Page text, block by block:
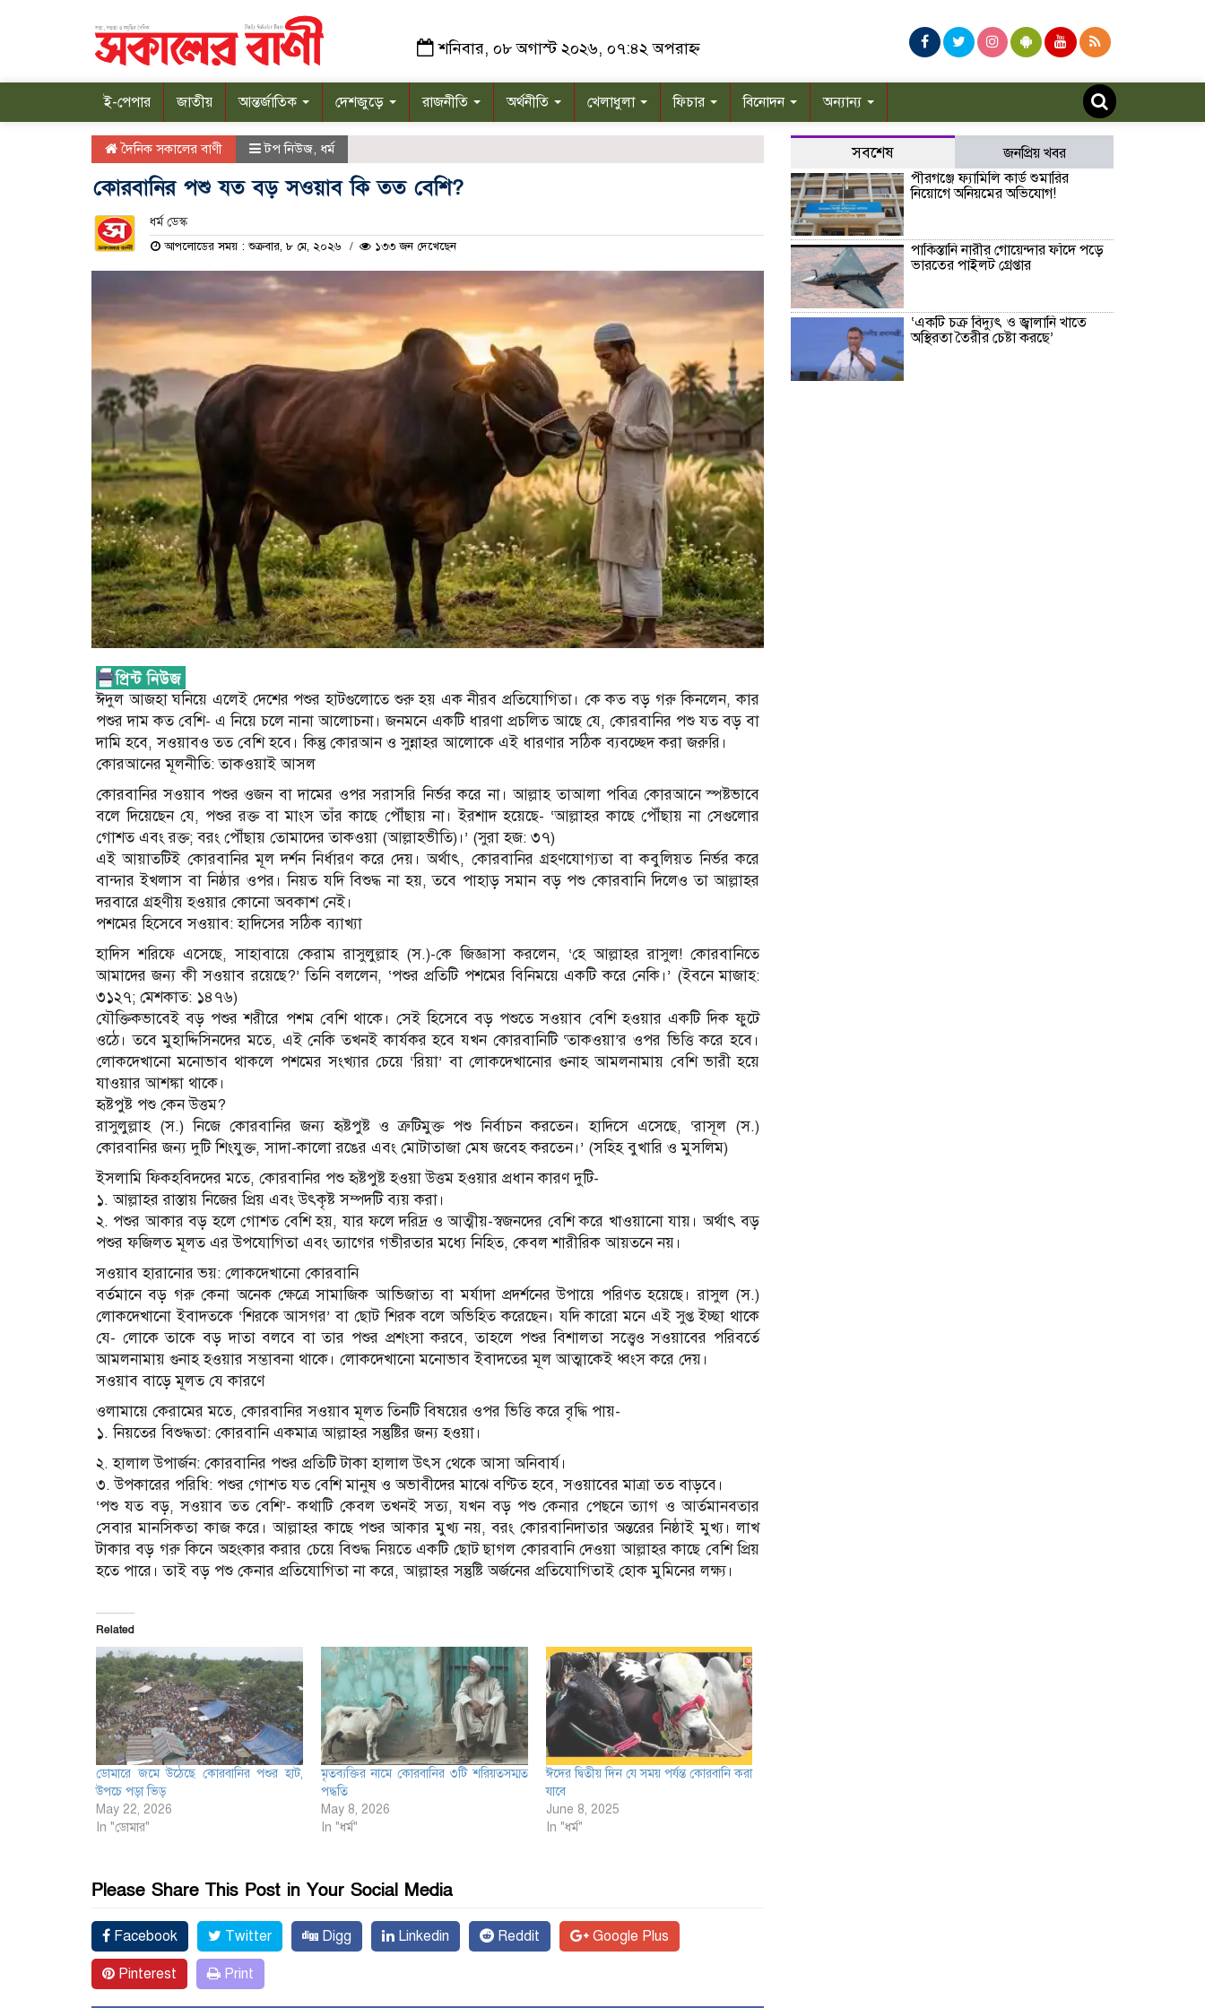
শনিবার, ০৮ অগাস্ট ২০২৬, ০৭:৪২ অপরাহ্ন
ই-পেপার জাতীয় আন্তর্জাতিক দেশজুড়ে রাজনীতি অর্থনীতি খেলাধুলা ফিচার বিনোদন অন্যান্য
দৈনিক সকালের বাণী টপ নিউজ ধর্ম
কোরবানির পশু যত বড় সওয়াব কি তত বেশি?
ধর্ম ডেস্ক
আপলোডের সময় : শুক্রবার, ৮ মে, ২০২৬ ১৩৩ জন দেখেছেন
ঈদুল আজহা ঘনিয়ে এলেই দেশের পশুর হাটগুলোতে শুরু হয় এক নীরব প্রতিযোগিতা। কে কত বড় গরু কিনলেন, কার
পশুর দাম কত বেশি- এ নিয়ে চলে নানা আলোচনা। জনমনে একটি ধারণা প্রচলিত আছে যে, কোরবানির পশু যত বড় বা
দামি হবে, সওয়াবও তত বেশি হবে। কিন্তু কোরআন ও সুন্নাহর আলোকে এই ধারণার সঠিক ব্যবচ্ছেদ করা জরুরি।
কোরআনের মূলনীতি: তাকওয়াই আসল
কোরবানির সওয়াব পশুর ওজন বা দামের ওপর সরাসরি নির্ভর করে না। আল্লাহ তাআলা পবিত্র কোরআনে স্পষ্টভাবে
বলে দিয়েছেন যে, পশুর রক্ত বা মাংস তাঁর কাছে পৌঁছায় না। ইরশাদ হয়েছে- ‘আল্লাহর কাছে পৌঁছায় না সেগুলোর
গোশত এবং রক্ত; বরং পৌঁছায় তোমাদের তাকওয়া (আল্লাহভীতি)।’ (সুরা হজ: ৩৭)
এই আয়াতটিই কোরবানির মূল দর্শন নির্ধারণ করে দেয়। অর্থাৎ, কোরবানির গ্রহণযোগ্যতা বা কবুলিয়ত নির্ভর করে
বান্দার ইখলাস বা নিষ্ঠার ওপর। নিয়ত যদি বিশুদ্ধ না হয়, তবে পাহাড় সমান বড় পশু কোরবানি দিলেও তা আল্লাহর
দরবারে গ্রহণীয় হওয়ার কোনো অবকাশ নেই।
পশমের হিসেবে সওয়াব: হাদিসের সঠিক ব্যাখ্যা
হাদিস শরিফে এসেছে, সাহাবায়ে কেরাম রাসুলুল্লাহ (স.)-কে জিজ্ঞাসা করলেন, ‘হে আল্লাহর রাসুল! কোরবানিতে
আমাদের জন্য কী সওয়াব রয়েছে?’ তিনি বললেন, ‘পশুর প্রতিটি পশমের বিনিময়ে একটি করে নেকি।’ (ইবনে মাজাহ:
৩১২৭; মেশকাত: ১৪৭৬)
যৌক্তিকভাবেই বড় পশুর শরীরে পশম বেশি থাকে। সেই হিসেবে বড় পশুতে সওয়াব বেশি হওয়ার একটি দিক ফুটে
ওঠে। তবে মুহাদ্দিসিনদের মতে, এই নেকি তখনই কার্যকর হবে যখন কোরবানিটি ‘তাকওয়া’র ওপর ভিত্তি করে হবে।
লোকদেখানো মনোভাব থাকলে পশমের সংখ্যার চেয়ে ‘রিয়া’ বা লোকদেখানোর গুনাহ আমলনামায় বেশি ভারী হয়ে
যাওয়ার আশঙ্কা থাকে।
হৃষ্টপুষ্ট পশু কেন উত্তম?
রাসুলুল্লাহ (স.) নিজে কোরবানির জন্য হৃষ্টপুষ্ট ও ত্রুটিমুক্ত পশু নির্বাচন করতেন। হাদিসে এসেছে, ‘রাসূল (স.)
কোরবানির জন্য দুটি শিংযুক্ত, সাদা-কালো রঙের এবং মোটাতাজা মেষ জবেহ করতেন।’ (সহিহ বুখারি ও মুসলিম)
ইসলামি ফিকহবিদদের মতে, কোরবানির পশু হৃষ্টপুষ্ট হওয়া উত্তম হওয়ার প্রধান কারণ দুটি-
১. আল্লাহর রাস্তায় নিজের প্রিয় এবং উৎকৃষ্ট সম্পদটি ব্যয় করা।
২. পশুর আকার বড় হলে গোশত বেশি হয়, যার ফলে দরিদ্র ও আত্মীয়-স্বজনদের বেশি করে খাওয়ানো যায়। অর্থাৎ বড়
পশুর ফজিলত মূলত এর উপযোগিতা এবং ত্যাগের গভীরতার মধ্যে নিহিত, কেবল শারীরিক আয়তনে নয়।
সওয়াব হারানোর ভয়: লোকদেখানো কোরবানি
বর্তমানে বড় গরু কেনা অনেক ক্ষেত্রে সামাজিক আভিজাত্য বা মর্যাদা প্রদর্শনের উপায়ে পরিণত হয়েছে। রাসুল (স.)
লোকদেখানো ইবাদতকে ‘শিরকে আসগর’ বা ছোট শিরক বলে অভিহিত করেছেন। যদি কারো মনে এই সুপ্ত ইচ্ছা থাকে
যে- লোকে তাকে বড় দাতা বলবে বা তার পশুর প্রশংসা করবে, তাহলে পশুর বিশালতা সত্ত্বেও সওয়াবের পরিবর্তে
আমলনামায় গুনাহ হওয়ার সম্ভাবনা থাকে। লোকদেখানো মনোভাব ইবাদতের মূল আত্মাকেই ধ্বংস করে দেয়।
সওয়াব বাড়ে মূলত যে কারণে
ওলামায়ে কেরামের মতে, কোরবানির সওয়াব মূলত তিনটি বিষয়ের ওপর ভিত্তি করে বৃদ্ধি পায়-
১. নিয়তের বিশুদ্ধতা: কোরবানি একমাত্র আল্লাহর সন্তুষ্টির জন্য হওয়া।
২. হালাল উপার্জন: কোরবানির পশুর প্রতিটি টাকা হালাল উৎস থেকে আসা অনিবার্য।
৩. উপকারের পরিধি: পশুর গোশত যত বেশি মানুষ ও অভাবীদের মাঝে বণ্টিত হবে, সওয়াবের মাত্রা তত বাড়বে।
‘পশু যত বড়, সওয়াব তত বেশি’- কথাটি কেবল তখনই সত্য, যখন বড় পশু কেনার পেছনে ত্যাগ ও আর্তমানবতার
সেবার মানসিকতা কাজ করে। আল্লাহর কাছে পশুর আকার মুখ্য নয়, বরং কোরবানিদাতার অন্তরের নিষ্ঠাই মুখ্য। লাখ
টাকার বড় গরু কিনে অহংকার করার চেয়ে বিশুদ্ধ নিয়তে একটি ছোট ছাগল কোরবানি দেওয়া আল্লাহর কাছে বেশি প্রিয়
হতে পারে। তাই বড় পশু কেনার প্রতিযোগিতা না করে, আল্লাহর সন্তুষ্টি অর্জনের প্রতিযোগিতাই হোক মুমিনের লক্ষ্য।
Related
ডোমারে জমে উঠেছে কোরবানির পশুর হাট,
উপচে পড়া ভিড়
May 22, 2026
In "ডোমার"
মৃতব্যক্তির নামে কোরবানির ৩টি শরিয়তসম্মত
পদ্ধতি
May 8, 2026
In "ধর্ম"
ঈদের দ্বিতীয় দিন যে সময় পর্যন্ত কোরবানি করা
যাবে
June 8, 2025
In "ধর্ম"
Please Share This Post in Your Social Media
Facebook Twitter Digg Linkedin Reddit Google Plus
Pinterest Print
সবশেষ
জনপ্রিয় খবর
পীরগঞ্জে ফ্যামিলি কার্ড শুমারির
নিয়োগে অনিয়মের অভিযোগ!
পাকিস্তানি নারীর গোয়েন্দার ফাঁদে পড়ে
ভারতের পাইলট গ্রেপ্তার
‘একটি চক্র বিদ্যুৎ ও জ্বালানি খাতে
অস্থিরতা তৈরীর চেষ্টা করছে’